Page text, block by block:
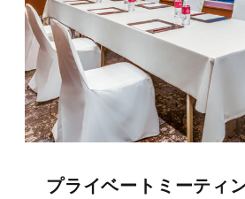
ウルバーノ -Urbano-
プライベートミーティ